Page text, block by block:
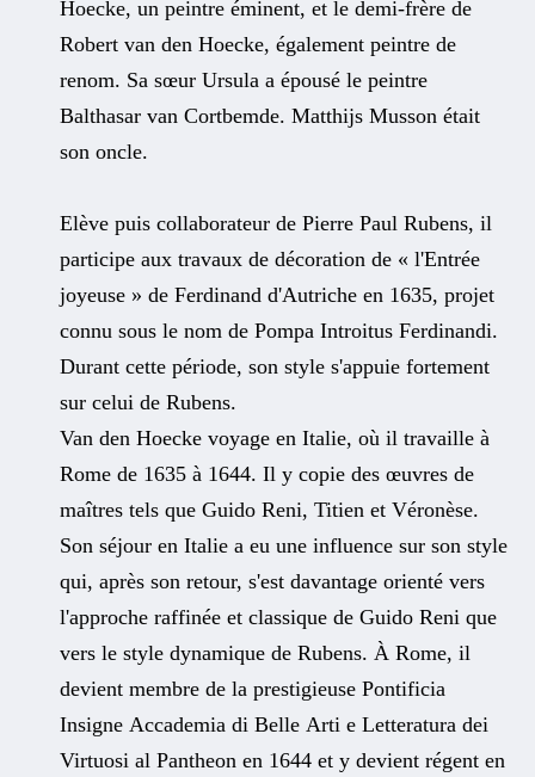
Hoecke, un peintre éminent, et le demi-frère de
Robert van den Hoecke, également peintre de
renom. Sa sœur Ursula a épousé le peintre
Balthasar van Cortbemde. Matthijs Musson était
son oncle.
Elève puis collaborateur de Pierre Paul Rubens, il
participe aux travaux de décoration de « l'Entrée
joyeuse » de Ferdinand d'Autriche en 1635, projet
connu sous le nom de Pompa Introitus Ferdinandi.
Durant cette période, son style s'appuie fortement
sur celui de Rubens.
Van den Hoecke voyage en Italie, où il travaille à
Rome de 1635 à 1644. Il y copie des œuvres de
maîtres tels que Guido Reni, Titien et Véronèse.
Son séjour en Italie a eu une influence sur son style
qui, après son retour, s'est davantage orienté vers
l'approche raffinée et classique de Guido Reni que
vers le style dynamique de Rubens. À Rome, il
devient membre de la prestigieuse Pontificia
Insigne Accademia di Belle Arti e Letteratura dei
Virtuosi al Pantheon en 1644 et y devient régent en